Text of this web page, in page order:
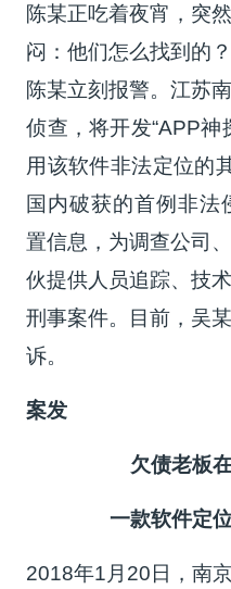
陈某正吃着夜宵，突
闷：他们怎么找到的
陈某立刻报警。江苏
侦查，将开发“APP神
用该软件非法定位的
国内破获的首例非法
置信息，为调查公司
伙提供人员追踪、技
刑事案件。目前，吴
诉。
案发
欠债老板
一款软件定
2018年1月20日，南